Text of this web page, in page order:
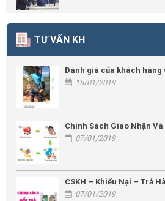
TƯ VẤN KH
Đánh giá của khách hàng
15/01/2019
Chính Sách Giao Nhận
07/01/2019
CSKH – Khiếu Nại – Trả
07/01/2019